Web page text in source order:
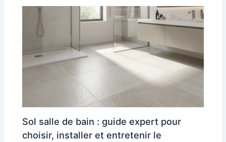
Sol salle de bain : guide expert pour
choisir, installer et entretenir le